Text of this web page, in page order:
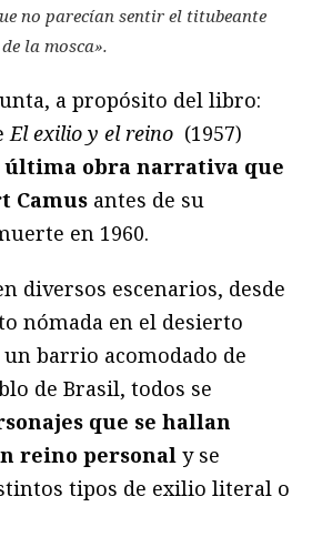
no parecían sentir el titubeante
la mosca».
a propósito del libro:
El exilio y el reino (1957)
última obra narrativa que
Camus antes de su
en 1960.
diversos escenarios, desde
nómada en el desierto
barrio acomodado de
de Brasil, todos se
que se hallan
reino personal y se
tipos de exilio literal o